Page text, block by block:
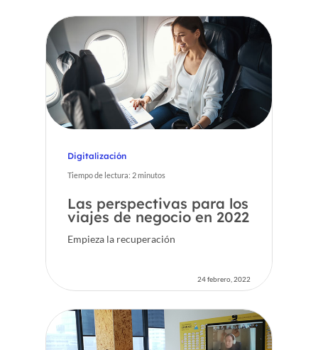
Digitalización
Tiempo de lectura: 2minutos
Las perspectivas para los
viajes de negocio en 2022
Empieza la recuperación
24 febrero, 2022